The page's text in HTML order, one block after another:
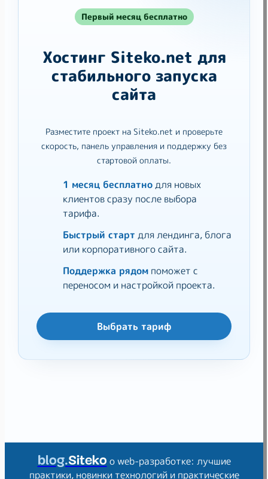
Первый месяц бесплатно
Хостинг Siteko.net для
стабильного запуска
сайта
Разместите проект на Siteko.net и проверьте
скорость, панель управления и поддержку без
стартовой оплаты.
1 месяц бесплатнодля новых
клиентов сразу после выбора
тарифа.
Быстрый старт для лендинга, блога
или корпоративного сайта.
Поддержка рядом поможет с
переносом и настройкой проекта.
Выбрать тариф
blog.Siteko о web-разработке: лучшие
практики, новинки технологий и практические